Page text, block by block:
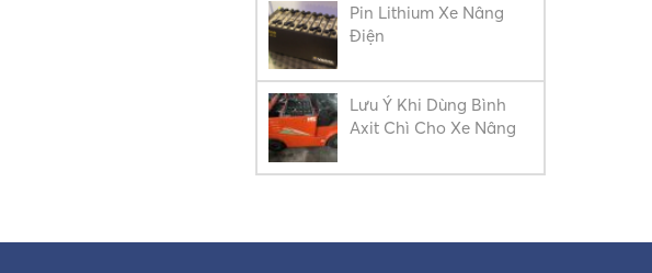
Pin Lithium Xe Nâng
Điện
Lưu Ý Khi Dùng Bình
Axit Chì Cho Xe Nâng